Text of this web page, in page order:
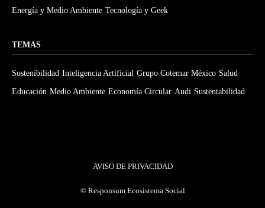
Energía y Medio Ambiente Tecnología y Geek
TEMAS
Sostenibilidad Inteligencia Artificial Grupo Cotemar México Salud
Educación Medio Ambiente Economía Circular Audi Sustentabilidad
AVISO DE PRIVACIDAD
© Responsum Ecosistema Social